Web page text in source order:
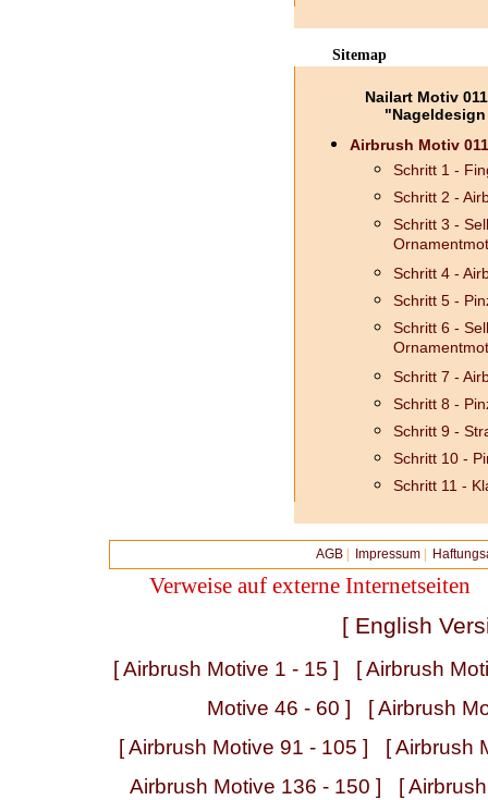
Sitemap
Nailart Motiv
Airbrush Motiv
Schritt 1 -
Schritt 2 -
Schritt 3 -
Schritt 4 -
Schritt 5 -
Schritt 6 -
Schritt 7 -
Schritt 8 -
Schritt 9 -
Schritt 10 -
Schritt 11 -
AGB Impressum
Verweise auf externe Internetseiten
[ English
[ Airbrush Motive 1 - 15 ]
[ Airbrush
Motive 46 - 60 ]
[ Airbrush
[ Airbrush Motive 91 - 105 ]
[ Airbrush
Airbrush Motive 136 - 150 ]
[